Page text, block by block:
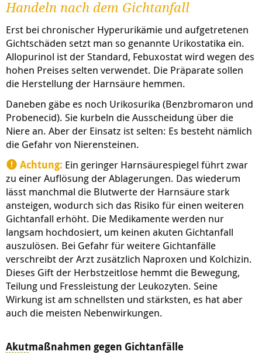
Handeln nach dem Gichtanfall
Erst bei chronischer Hyperurikämie und aufgetretenen
Gichtschäden setzt man so genannte Urikostatika ein.
Allopurinol ist der Standard, Febuxostat wird wegen des
hohen Preises selten verwendet. Die Präparate sollen
die Herstellung der Harnsäure hemmen.
Daneben gäbe es noch Urikosurika (Benzbromaron und
Probenecid). Sie kurbeln die Ausscheidung über die
Niere an. Aber der Einsatz ist selten: Es besteht nämlich
die Gefahr von Nierensteinen.
Achtung: Ein geringer Harnsäurespiegel führt zwar
zu einer Auflösung der Ablagerungen. Das wiederum
lässt manchmal die Blutwerte der Harnsäure stark
ansteigen, wodurch sich das Risiko für einen weiteren
Gichtanfall erhöht. Die Medikamente werden nur
langsam hochdosiert, um keinen akuten Gichtanfall
auszulösen. Bei Gefahr für weitere Gichtanfälle
verschreibt der Arzt zusätzlich Naproxen und Kolchizin.
Dieses Gift der Herbstzeitlose hemmt die Bewegung,
Teilung und Fressleistung der Leukozyten. Seine
Wirkung ist am schnellsten und stärksten, es hat aber
auch die meisten Nebenwirkungen.
Akutmaßnahmen gegen Gichtanfälle